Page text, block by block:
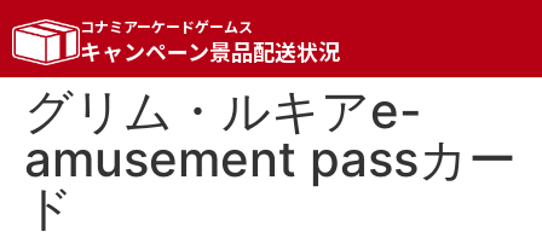
コナミアーケードゲームス
キャンペーン景品配送状況
グリム・ルキアe-
amusement passカー
ド